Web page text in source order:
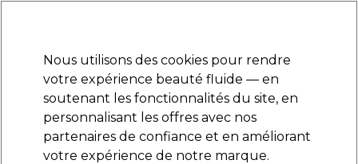
Se connecter
Marques Bons plans Coiffure Electro et Matériel
Livraison et délais
lire la suite
Nous utilisons des cookies pour rendre
votre expérience beauté fluide — en
soutenant les fonctionnalités du site, en
personnalisant les offres avec nos
partenaires de confiance et en améliorant
votre expérience de notre marque.